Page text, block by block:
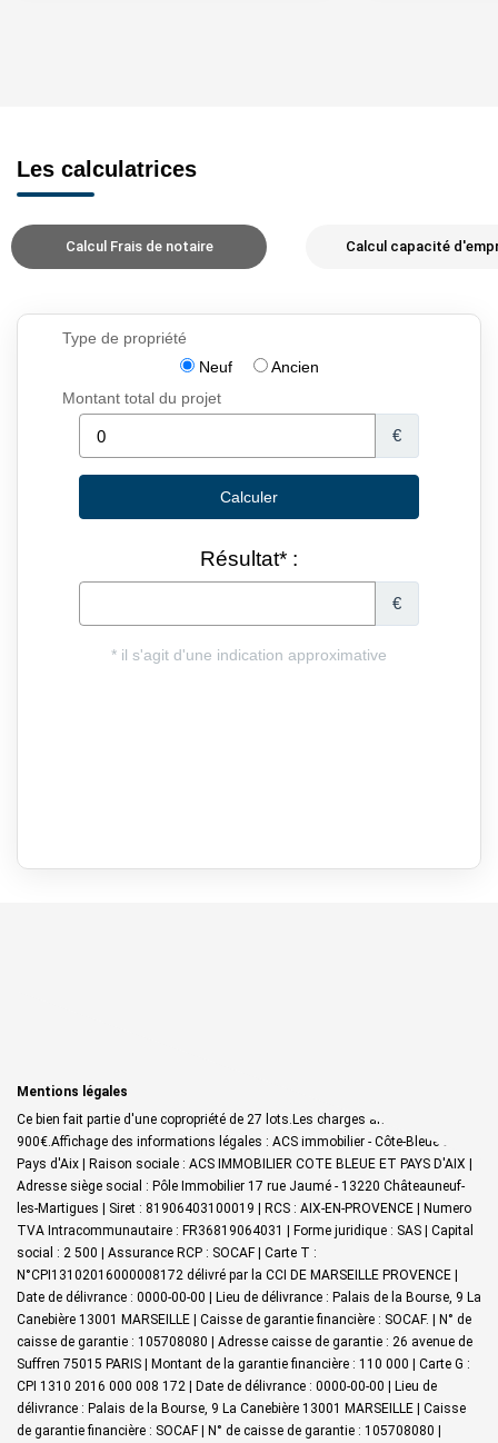
Les calculatrices
Calcul Frais de notaire Calcul capacité
Mentions légales
Ce bien fait partie d'une copropriété de 27 lots.Les charges annuelles sont de
900€. Affichage des informations légales : ACS immobilier - Côte-Bleue &
Pays d'Aix | Raison sociale : ACS IMMOBILIER COTE BLEUE ET PAYS D'AIX |
Adresse siège social : Pôle Immobilier 17 rue Jaumé - 13220 Châteauneuf-
les-Martigues | Siret : 81906403100019 | RCS : AIX-EN-PROVENCE | Numero
TVA Intracommunautaire : FR36819064031 | Forme juridique : SAS | Capital
social : 2 500 | Assurance RCP : SOCAF | Carte T :
N°CPI13102016000008172 délivré par la CCI DE MARSEILLE PROVENCE |
Date de délivrance : 0000-00-00 | Lieu de délivrance : Palais de la Bourse, 9 La
Canebière 13001 MARSEILLE | Caisse de garantie financière : SOCAF. | N° de
caisse de garantie : 105708080 | Adresse caisse de garantie : 26 avenue de
Suffren 75015 PARIS | Montant de la garantie financière : 110 000 | Carte G :
CPI 1310 2016 000 008 172 | Date de délivrance : 0000-00-00 | Lieu de
délivrance : Palais de la Bourse, 9 La Canebière 13001 MARSEILLE | Caisse
de garantie financière : SOCAF | N° de caisse de garantie : 105708080 |